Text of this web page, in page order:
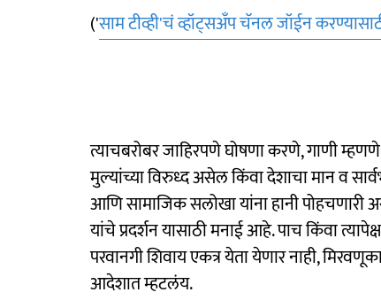
('साम टीव्ही'चं व्हॉट्सअँप चॅनल जॉईन
त्याचबरोबर जाहिरपणे घोषणा करणे, गाणी
मुल्यांच्या विरुध्द असेल किंवा देशाचा मान व
आणि सामाजिक सलोखा यांना हानी पोहचणारी
यांचे प्रदर्शन यासाठी मनाई आहे. पाच किंवा
परवानगी शिवाय एकत्र येता येणार नाही,
आदेशात म्हटलंय.